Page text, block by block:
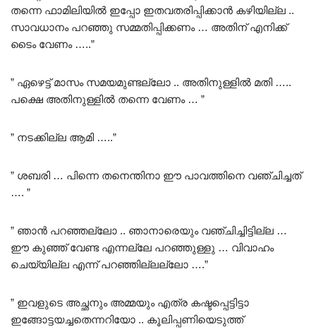
തന്നെ ഫാമിലിയിൽ ഇപ്പോ ഇതവതരിപ്പിക്കാൻ കഴിയില്ല ..
സാവധാനം പറഞ്ഞു സമ്മതിപ്പിക്കണം … അതിന് എനിക്ക്
ടൈം വേണം …..”
” ഏഴെട്ട് മാസം സമയമുണ്ടല്ലോ .. അതിനുള്ളിൽ മതി …..
പക്ഷെ അതിനുള്ളിൽ തന്നെ വേണം … ”
” നടക്കില്ല ആമി …..”
” ശബരി … പിന്നെ തനെന്തിനാ ഈ പാവത്തിനെ വഞ്ചിച്ചത്
…. ”
” ഞാൻ പറഞ്ഞല്ലോ .. ഞാനാരെയും വഞ്ചിച്ചിട്ടില്ല …
ഈ കുഞ്ഞ് വേണ്ട എന്നല്ലേ പറഞ്ഞുള്ളു … വിവാഹം
ചെയ്യില്ല എന്ന് പറഞ്ഞില്ലല്ലോ ….”
” ഇവളുടെ അച്ഛനും അമ്മയും എത്ര കഷ്ടപ്പെട്ടിട്ടാ
ഇങ്ങോട്ടയച്ചതെന്നറിയോ .. കൂലിപ്പണിയെടുത്ത്